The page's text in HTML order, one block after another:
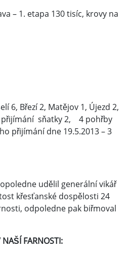
– 1. etapa 130 tisíc, krovy na
6, Březí 2, Matějov 1, Újezd 2,
sňatky 2, 4 pohřby
přijímání dne 19.5.2013 – 3
udělil generální vikář
křesťanské dospělosti 24
odpoledne pak biřmoval
FARNOSTI: